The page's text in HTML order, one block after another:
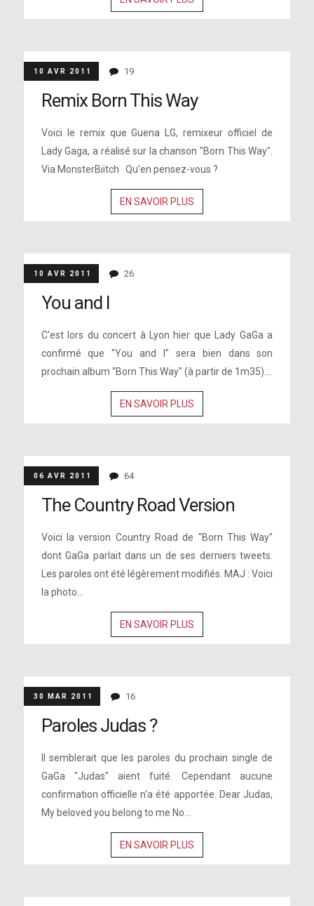
10 AVR 2011 19
Remix Born This Way
Voici le remix que Guena LG, remixeur officiel de
Lady Gaga, a réalisé sur la chanson "Born This Way".
Via MonsterBiitch Qu'en pensez-vous ?
EN SAVOIR PLUS
10 AVR 2011 26
You and I
C'est lors du concert à Lyon hier que Lady GaGa a
confirmé que "You and I" sera bien dans son
prochain album "Born This Way" (à partir de 1m35)....
EN SAVOIR PLUS
06 AVR 2011 64
The Country Road Version
Voici la version Country Road de "Born This Way"
dont GaGa parlait dans un de ses derniers tweets.
Les paroles ont été légèrement modifiés. MAJ : Voici
la photo...
EN SAVOIR PLUS
30 MAR 2011 16
Paroles Judas ?
Il semblerait que les paroles du prochain single de
GaGa "Judas" aient fuité. Cependant aucune
confirmation officielle n'a été apportée. Dear Judas,
My beloved you belong to me No...
EN SAVOIR PLUS